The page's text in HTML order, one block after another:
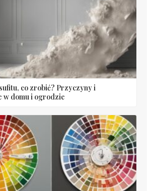
co zrobić? Przyczyny i
w domu i ogrodzie